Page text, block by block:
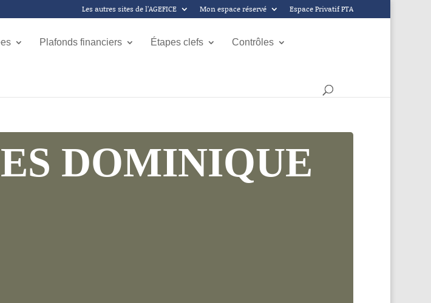
Les autres sites de l’AGEFICE Mon espace réservé Espace Privatif PTA
Plafonds financiers Étapes clefs Contrôles
DOMINIQUE